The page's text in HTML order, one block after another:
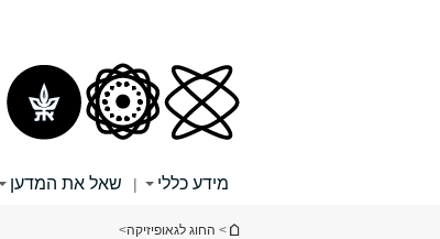
מידע כללי | שאל את המדען
הינך נמצא כאן
> החוג לגאופיזיקה>